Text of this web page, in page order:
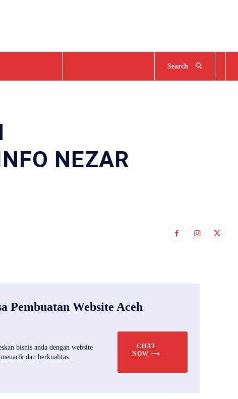
Search
NEZAR
Pembuatan Website Aceh
bisnis anda dengan website
dan berkualitas.
CHAT
NOW ⟶